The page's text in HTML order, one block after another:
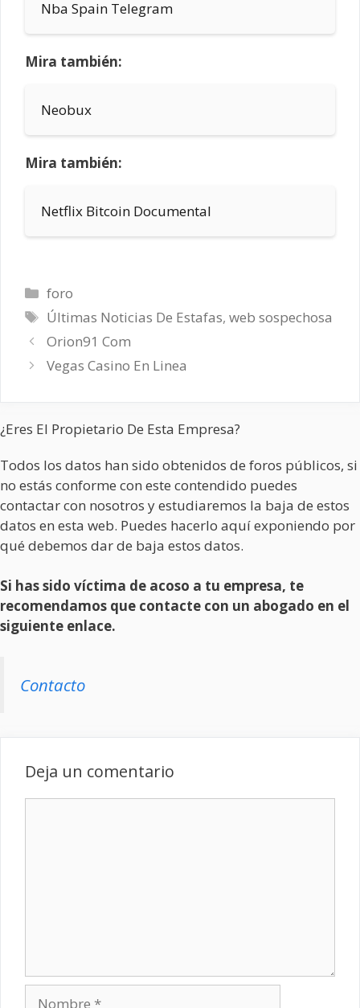
Nba Spain Telegram
Mira también:
Neobux
Mira también:
Netflix Bitcoin Documental
Categorías
foro
Etiquetas
Últimas Noticias De Estafas,web sospechosa
Orion91 Com
Vegas Casino En Linea
¿Eres El Propietario De Esta Empresa?
Todos los datos han sido obtenidos de foros públicos, si
no estás conforme con este contendido puedes
contactar con nosotros y estudiaremos la baja de estos
datos en esta web. Puedes hacerlo aquí exponiendo por
qué debemos dar de baja estos datos.
Si has sido víctima de acoso a tu empresa, te
recomendamos que contacte con un abogado en el
siguiente enlace.
Contacto
Deja un comentario